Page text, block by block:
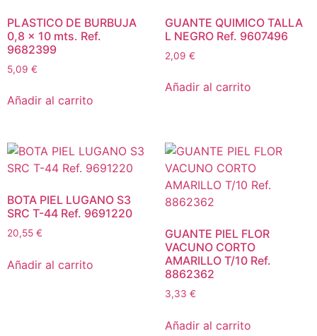
PLASTICO DE BURBUJA
0,8 x 10 mts. Ref.
9682399
5,09 €
Añadir al carrito
GUANTE QUIMICO TALLA
L NEGRO Ref. 9607496
2,09 €
Añadir al carrito
BOTA PIEL LUGANO S3
SRC T-44 Ref. 9691220
20,55 €
Añadir al carrito
GUANTE PIEL FLOR
VACUNO CORTO
AMARILLO T/10 Ref.
8862362
3,33 €
Añadir al carrito